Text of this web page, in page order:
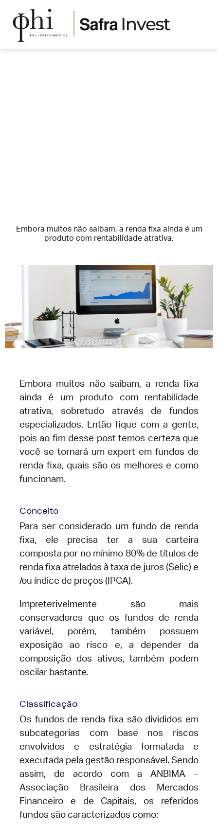
Embora muitos não saibam, a renda fixa ainda é um
produto com rentabilidade atrativa.
Embora muitos não saibam, a renda fixa
ainda é um produto com rentabilidade
atrativa, sobretudo através de fundos
especializados. Então fique com a gente,
pois ao fim desse post temos certeza que
você se tornará um expert em fundos de
renda fixa, quais são os melhores e como
funcionam.
Conceito
Para ser considerado um fundo de renda
fixa, ele precisa ter a sua carteira
composta por no mínimo 80% de títulos de
renda fixa atrelados à taxa de juros (Selic) e
/ou índice de preços (IPCA).
Impreterivelmente são mais
conservadores que os fundos de renda
variável, porém, também possuem
exposição ao risco e, a depender da
composição dos ativos, também podem
oscilar bastante.
Classificação
Os fundos de renda fixa são divididos em
subcategorias com base nos riscos
envolvidos e estratégia formatada e
executada pela gestão responsável. Sendo
assim, de acordo com a ANBIMA –
Associação Brasileira dos Mercados
Financeiro e de Capitais, os referidos
fundos são caracterizados como: